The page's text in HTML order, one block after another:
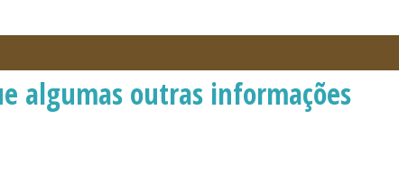
algumas outras informações